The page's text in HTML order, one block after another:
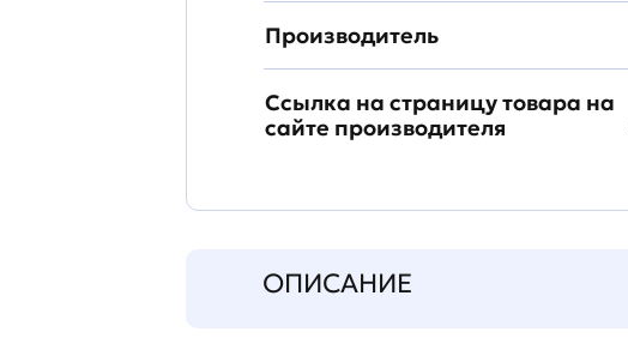
Производитель
Ссылка на страницу товара на
сайте производителя
ОПИСАНИЕ